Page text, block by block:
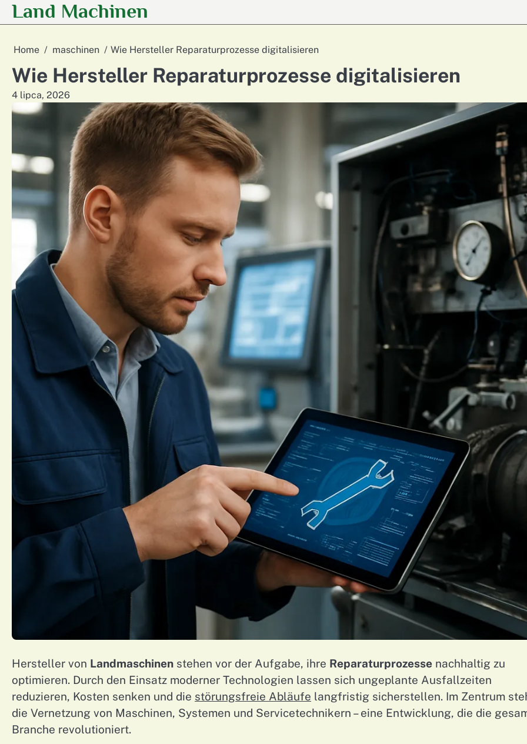
SkipLand Machinen
Home maschinen Wie Hersteller Reparaturprozesse digitalisieren
Wie Hersteller Reparaturprozesse digitalisieren
4 lipca, 2026
Hersteller von Landmaschinen stehen vor der Aufgabe, ihre Reparaturprozesse nachhaltig zu
optimieren. Durch den Einsatz moderner Technologien lassen sich ungeplante Ausfallzeiten
reduzieren, Kosten senken und die störungsfreie Abläufe langfristig sicherstellen. Im Zentrum
die Vernetzung von Maschinen, Systemen und Servicetechnikern – eine Entwicklung, die die
Branche revolutioniert.